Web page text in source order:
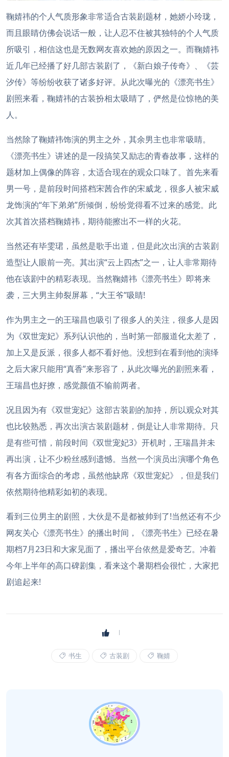
鞠婧祎的个人气质形象非常适合古装剧题材，她娇小玲珑，
而且眼睛仿佛会说话一般，让人忍不住被其独特的个人气质
所吸引，相信这也是无数网友喜欢她的原因之一。而鞠婧祎
近几年已经播了好几部古装剧了，《新白娘子传奇》、《芸
汐传》等纷纷收获了诸多好评。从此次曝光的《漂亮书生》
剧照来看，鞠婧祎的古装扮相太吸睛了，俨然是位惊艳的美
人。
当然除了鞠婧祎饰演的男主之外，其余男主也非常吸睛。
《漂亮书生》讲述的是一段搞笑又励志的青春故事，这样的
题材加上偶像的阵容，太适合现在的观众口味了。首先来看
男一号，是前段时间搭档宋茜合作的宋威龙，很多人被宋威
龙饰演的“年下弟弟”所倾倒，纷纷觉得看不过来的感觉。此
次其首次搭档鞠婧祎，期待能擦出不一样的火花。
当然还有毕雯珺，虽然是歌手出道，但是此次出演的古装剧
造型让人眼前一亮。其出演“云上四杰”之一，让人非常期待
他在该剧中的精彩表现。当然鞠婧祎《漂亮书生》即将来
袭，三大男主帅裂屏幕，“大王爷”吸睛!
作为男主之一的王瑞昌也吸引了很多人的关注，很多人是因
为《双世宠妃》系列认识他的，当时第一部服道化太差了，
加上又是反派，很多人都不看好他。没想到在看到他的演绎
之后大家只能用“真香”来形容了，从此次曝光的剧照来看，
王瑞昌也好撩，感觉颜值不输前两者。
况且因为有《双世宠妃》这部古装剧的加持，所以观众对其
也比较熟悉，再次出演古装剧题材，倒是让人非常期待。只
是有些可惜，前段时间《双世宠妃3》开机时，王瑞昌并未
再出演，让不少粉丝感到遗憾。当然一个演员出演哪个角色
有各方面综合的考虑，虽然他缺席《双世宠妃》，但是我们
依然期待他精彩如初的表现。
看到三位男主的剧照，大伙是不是都被帅到了!当然还有不少
网友关心《漂亮书生》的播出时间，《漂亮书生》已经在暑
期档7月23日和大家见面了，播出平台依然是爱奇艺。冲着
今年上半年的高口碑剧集，看来这个暑期档会很忙，大家把
剧追起来!
书生 古装剧 鞠婧